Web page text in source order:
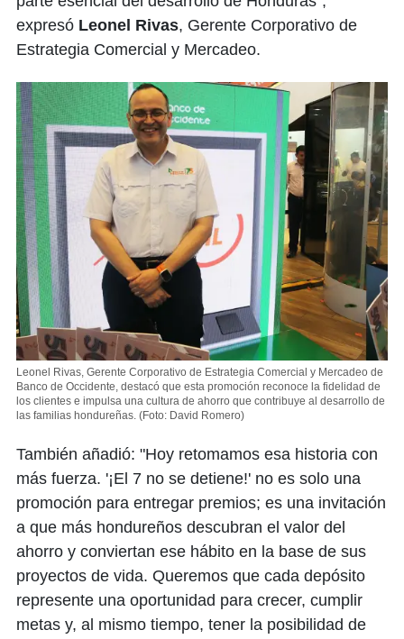
expresó Leonel Rivas, Gerente Corporativo de
Estrategia Comercial y Mercadeo.
Leonel Rivas, Gerente Corporativo de Estrategia Comercial y Mercadeo de
Banco de Occidente, destacó que esta promoción reconoce la fidelidad de
los clientes e impulsa una cultura de ahorro que contribuye al desarrollo de
las familias hondureñas. (Foto: David Romero)
También añadió: "Hoy retomamos esa historia con
más fuerza. '¡El 7 no se detiene!' no es solo una
promoción para entregar premios; es una invitación
a que más hondureños descubran el valor del
ahorro y conviertan ese hábito en la base de sus
proyectos de vida. Queremos que cada depósito
represente una oportunidad para crecer, cumplir
metas y, al mismo tiempo, tener la posibilidad de